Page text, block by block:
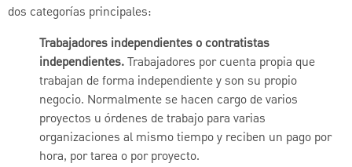
dos categorías principales:
Trabajadores independientes o contratistas
independientes.Trabajadores por cuenta propia que
trabajan de forma independiente y son su propio
negocio. Normalmente se hacen cargo de varios
proyectos u órdenes de trabajo para varias
organizaciones al mismo tiempo y reciben un pago por
hora, por tarea o por proyecto.